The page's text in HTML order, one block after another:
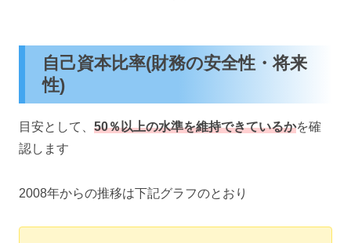
自己資本比率(財務の安全性・将来
性)
目安として、 50％以上の水準を維持できているかを確
認します
2008年からの推移は下記グラフのとおり